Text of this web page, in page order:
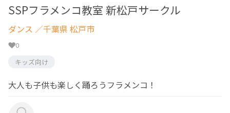
SSPフラメンコ教室 新松戸サークル
ダンス ／千葉県 松戸市
0
キッズ向け
大人も子供も楽しく踊ろうフラメンコ！